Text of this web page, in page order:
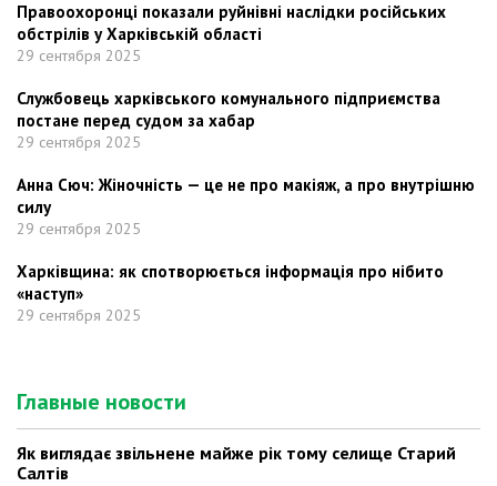
Правоохоронці показали руйнівні наслідки російських
обстрілів у Харківській області
29 сентября 2025
Службовець харківського комунального підприємства
постане перед судом за хабар
29 сентября 2025
Анна Сюч: Жіночність — це не про макіяж, а про внутрішню
силу
29 сентября 2025
Харківщина: як спотворюється інформація про нібито
«наступ»
29 сентября 2025
Главные новости
Як виглядає звільнене майже рік тому селище Старий
Салтів